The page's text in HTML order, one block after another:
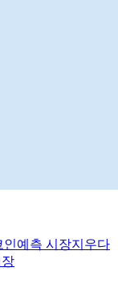
인예측 시장지우다